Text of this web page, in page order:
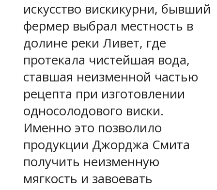
искусство вискикурни, бывший
фермер выбрал местность в
долине реки Ливет, где
протекала чистейшая вода,
ставшая неизменной частью
рецепта при изготовлении
односолодового виски.
Именно это позволило
продукции Джорджа Смита
получить неизменную
мягкость и завоевать